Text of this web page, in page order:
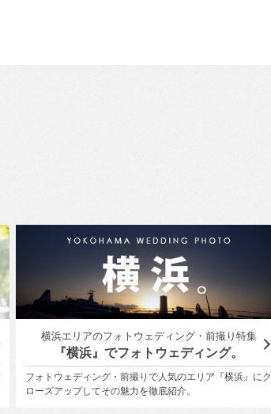
横浜エリアのフォトウェディング・前撮り特集
『横浜』でフォトウェディング。
フォトウェディング・前撮りで人気のエリア『横浜』にク
ローズアップしてその魅力を徹底紹介。